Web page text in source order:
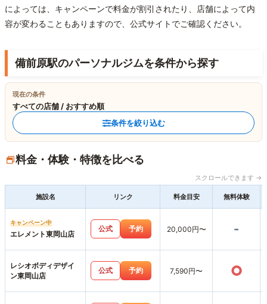
によっては、キャンペーンで料金が割引されたり、店舗によって内
容が変わることもありますので、公式サイトでご確認ください。
備前原駅のパーソナルジムを条件から探す
現在の条件
すべての店舗 / おすすめ順
条件を絞り込む
料金・体験・特徴を比べる
スクロールできます →
施設名 リンク 料金目安 無料体験
キャンペーン中
エレメント東岡山店
公式 予約 20,000円〜 -
レシオボディデザイ
ン東岡山店
公式 予約 7,590円〜 ○